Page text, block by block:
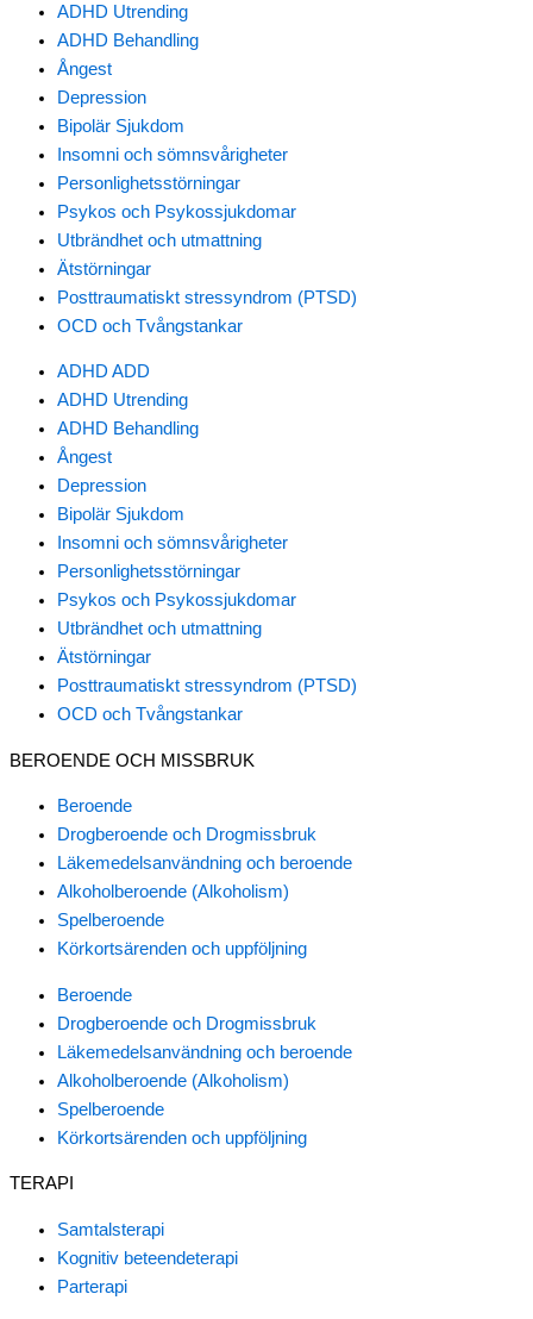
ADHD Utrending
ADHD Behandling
Ångest
Depression
Bipolär Sjukdom
Insomni och sömnsvårigheter
Personlighetsstörningar
Psykos och Psykossjukdomar
Utbrändhet och utmattning
Ätstörningar
Posttraumatiskt stressyndrom (PTSD)
OCD och Tvångstankar
ADHD ADD
ADHD Utrending
ADHD Behandling
Ångest
Depression
Bipolär Sjukdom
Insomni och sömnsvårigheter
Personlighetsstörningar
Psykos och Psykossjukdomar
Utbrändhet och utmattning
Ätstörningar
Posttraumatiskt stressyndrom (PTSD)
OCD och Tvångstankar
BEROENDE OCH MISSBRUK
Beroende
Drogberoende och Drogmissbruk
Läkemedelsanvändning och beroende
Alkoholberoende (Alkoholism)
Spelberoende
Körkortsärenden och uppföljning
Beroende
Drogberoende och Drogmissbruk
Läkemedelsanvändning och beroende
Alkoholberoende (Alkoholism)
Spelberoende
Körkortsärenden och uppföljning
TERAPI
Samtalsterapi
Kognitiv beteendeterapi
Parterapi